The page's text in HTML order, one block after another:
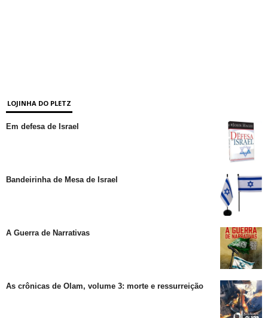
LOJINHA DO PLETZ
Em defesa de Israel
Bandeirinha de Mesa de Israel
A Guerra de Narrativas
As crônicas de Olam, volume 3: morte e ressurreição